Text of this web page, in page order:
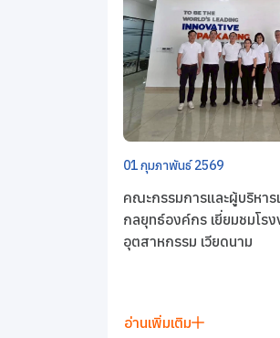
01 กุมภาพันธ์ 2569
คณะกรรมการและผู้บริหาร
กลยุทธ์องค์กร เยี่ยมชมโร
อุตสาหกรรม เวียดนาม
อ่านเพิ่มเติม